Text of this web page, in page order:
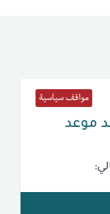
مواقف سياسية
موعد